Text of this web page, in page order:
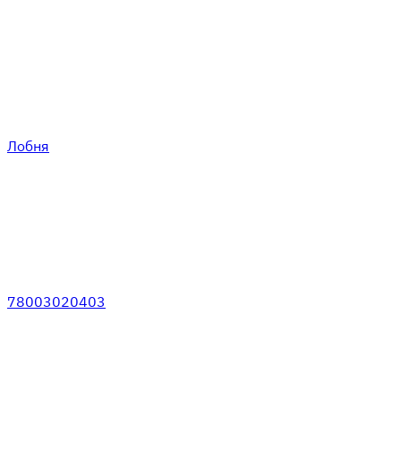
Лобня
78003020403